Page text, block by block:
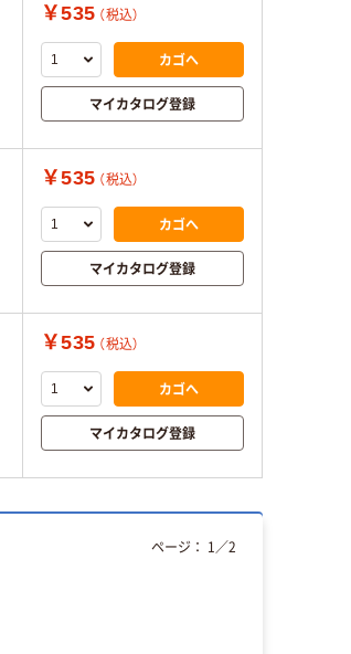
￥535 （税込）
カゴへ
マイカタログ登録
￥535 （税込）
カゴへ
マイカタログ登録
￥535 （税込）
カゴへ
マイカタログ登録
ページ： 1 ／2